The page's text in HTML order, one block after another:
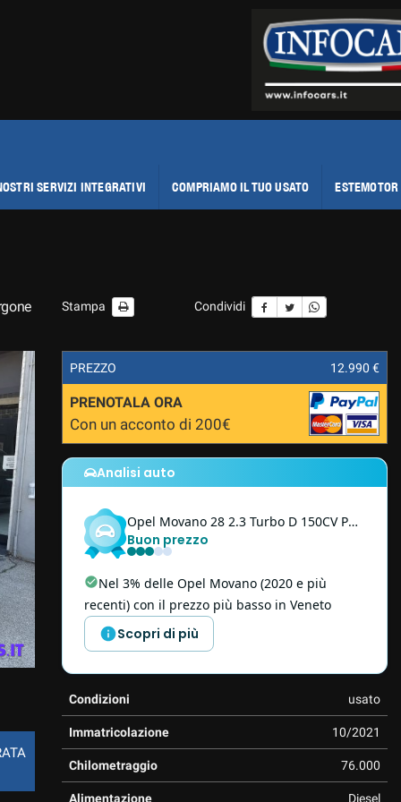
SERVIZI INTEGRATIVI COMPRIAMO IL TUO USATO
Stampa Condividi
PREZZO 12.990 €
PRENOTALA ORA
Con un acconto di 200€
Analisi auto
Opel Movano 28 2.3 Turbo D 150CV PC-TM Furgone + IVA
Buon prezzo
Nel 3% delle Opel Movano (2020 e più
recenti) con il prezzo più basso in Veneto
Scopri di più
Condizioni usato
Immatricolazione 10/2021
Chilometraggio 76.000
Alimentazione Diesel